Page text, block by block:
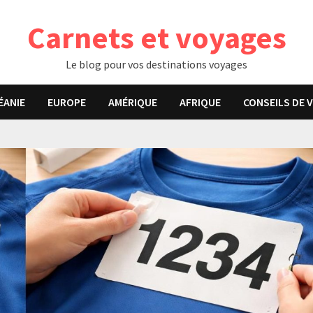
Carnets et voyages
Le blog pour vos destinations voyages
EUROPE AMÉRIQUE AFRIQUE CONSEILS DE